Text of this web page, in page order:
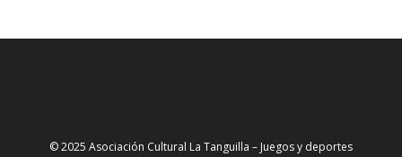
© 2025 Asociación Cultural La Tanguilla – Juegos y deportes